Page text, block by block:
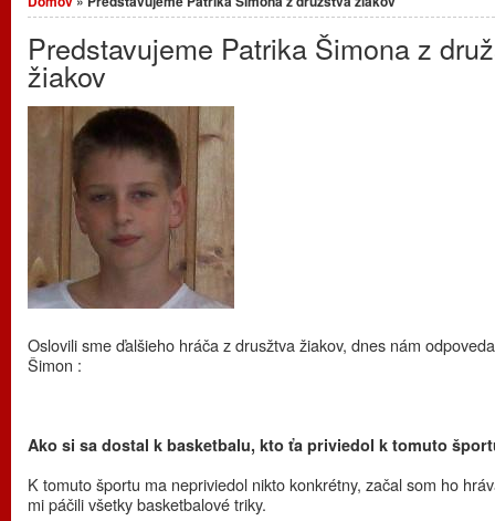
Predstavujeme Patrika Šimona z
žiakov
Oslovili sme ďalšieho hráča z drusžtva žiakov, dnes nám
Šimon :
Ako si sa dostal k basketbalu, kto ťa priviedol k tomuto
K tomuto športu ma nepriviedol nikto konkrétny, začal som ho
mi páčili všetky basketbalové triky.